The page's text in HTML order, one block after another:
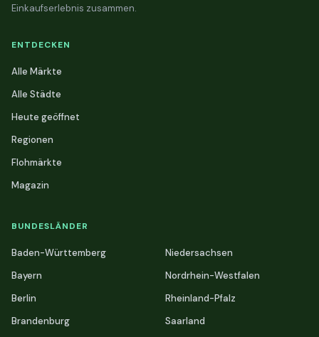
Einkaufserlebnis zusammen.
ENTDECKEN
Alle Märkte
Alle Städte
Heute geöffnet
Regionen
Flohmärkte
Magazin
BUNDESLÄNDER
Baden-Württemberg
Bayern
Berlin
Brandenburg
Niedersachsen
Nordrhein-Westfalen
Rheinland-Pfalz
Saarland